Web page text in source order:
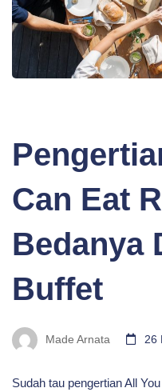
Can Eat
Bedanya
Buffet
Made Arnata 26
Sudah tau pengertian All